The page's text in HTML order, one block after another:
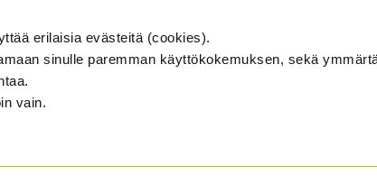
erilaisia evästeitä (cookies).
sinulle paremman käyttökokemuksen, sekä
vain.
KOULUTUS & TAPAHTUMAT
AJANKOHTAISTA